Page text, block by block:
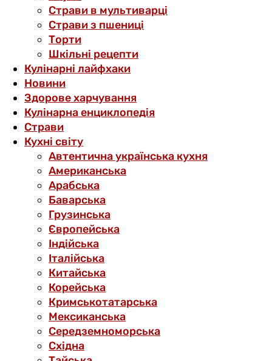
Страви в мультиварці
Страви з пшениці
Торти
Шкільні рецепти
Кулінарні лайфхаки
Новини
Здорове харчування
Кулінарна енциклопедія
Страви
Кухні світу
Автентична українська кухня
Американська
Арабська
Баварська
Грузинська
Європейська
Індійська
Італійська
Китайська
Корейська
Кримськотатарська
Мексиканська
Середземноморська
Східна